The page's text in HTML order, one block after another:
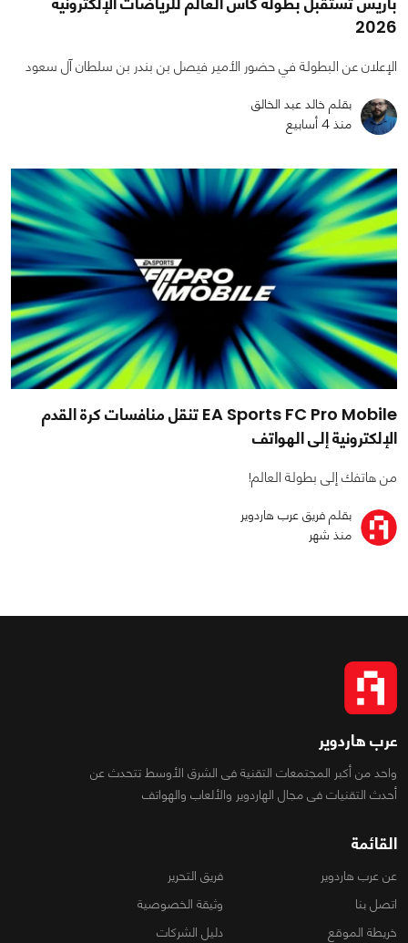
2026
الإعلان عن البطولة في حضور الأمير فيصل بن بندر بن سلطان آل سعود
بقلم خالد عبد الخالق
منذ 4 أسابيع
EA Sports FC Pro Mobile تنقل منافسات كرة القدم
الإلكترونية إلى الهواتف
من هاتفك إلى بطولة العالم!
بقلم فريق عرب هاردوير
منذ شهر
عرب هاردوير
واحد من أكبر المجتمعات التقنية فى الشرق الأوسط تتحدث عن
أحدث التقنيات فى مجال الهاردوير والألعاب والهواتف
القائمة
عن عرب هاردوير
فريق التحرير
اتصل بنا
وثيقة الخصوصية
خريطة الموقع
دليل الشركات